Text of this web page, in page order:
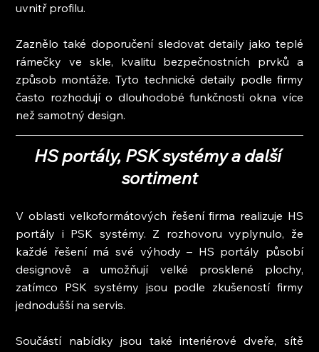
uvnitř profilu.
Zaznělo také doporučení sledovat detaily jako teplé
rámečky ve skle, kvalitu bezpečnostních prvků a
způsob montáže. Tyto technické detaily podle firmy
často rozhodují o dlouhodobé funkčnosti okna více
než samotný design.
HS portály, PSK systémy a další
sortiment
V oblasti velkoformátových řešení firma realizuje HS
portály i PSK systémy. Z rozhovoru vyplynulo, že
každé řešení má své výhody – HS portály působí
designově a umožňují velké prosklené plochy,
zatímco PSK systémy jsou podle zkušeností firmy
jednodušší na servis.
Součástí nabídky jsou také interiérové dveře, sítě